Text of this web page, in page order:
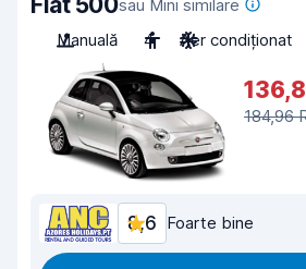
sau Mini similare
Manuală
4 Aer condiționat
184,96
8,6 Foarte bine